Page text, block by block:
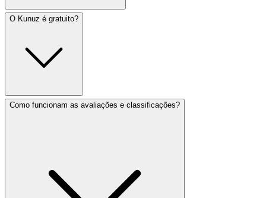
O Kunuz é gratuito?
Como funcionam as avaliações e classificações?